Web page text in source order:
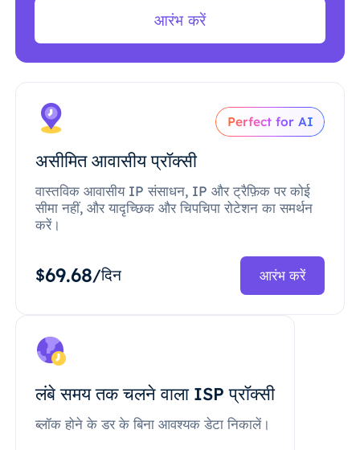
आरंभ करें
Perfect for AI
असीमित आवासीय प्रॉक्सी
वास्तविक आवासीय IP संसाधन, IP और ट्रैफ़िक पर कोई
सीमा नहीं, और यादृच्छिक और चिपचिपा रोटेशन का समर्थन
करें।
$69.68/दिन आरंभ करें
लंबे समय तक चलने वाला ISP प्रॉक्सी
ब्लॉक होने के डर के बिना आवश्यक डेटा निकालें।